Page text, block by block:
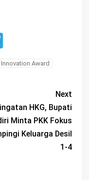
Award
Next
HKG, Bupati
Minta PKK Fokus
Keluarga Desil
1-4